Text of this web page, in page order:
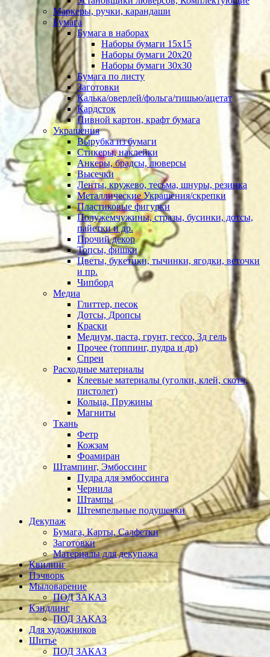
Маркеры, ручки, карандаши
Бумага
Бумага в наборах
Наборы бумаги 15х15
Наборы бумаги 20х20
Наборы бумаги 30х30
Бумага по листу
Заготовки
Калька/оверлей/фольга/тишью/ацетат
Кардсток
Пивной картон, крафт бумага
Украшения
Вырубка из бумаги
Стикеры, наклейки
Анкеры, брадсы, люверсы
Высечки
Ленты, кружево, тесьма, шнуры, резинка
Металлические Украшения/скрепки
Пластиковые фигурки
Полужемчужины, стразы, бусинки, дотсы,
пайетки и др.
Прочий декор
Топсы, фишки
Цветы, букетики, тычинки, ягодки, веточки
и пр.
Чипборд
Медиа
Глиттер, песок
Дотсы, Дропсы
Краски
Медиум, паста, грунт, гессо, 3д гель
Прочее (топпинг, пудра и др)
Спреи
Расходные материалы
Клеевые материалы (уголки, клей, скотч,
пистолет)
Кольца, Пружины
Магниты
Ткань
Фетр
Кожзам
Фоамиран
Штампинг, Эмбоссинг
Пудра для эмбоссинга
Чернила
Штампы
Штемпельные подушечки
Декупаж
Бумага, Карты, Салфетки
Заготовки
Материалы для декупажа
Квилинг
Пэчворк
Мыловарение
ПОД ЗАКАЗ
Кэндлинг
ПОД ЗАКАЗ
Для художников
Шитье
ПОД ЗАКАЗ